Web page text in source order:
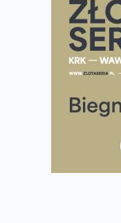
Już w ten weekend!
i Półmaraton
European Marathon
listach startowych
Jaki smartwatch dla
okazji trenować pod
Jak zaplanować